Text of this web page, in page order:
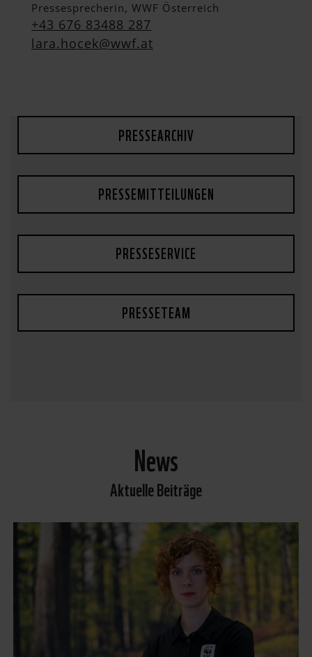
Pressesprecherin, WWF Österreich
+43 676 83488 287
lara.hocek@wwf.at
PRESSEARCHIV
PRESSEMITTEILUNGEN
PRESSESERVICE
PRESSETEAM
News
Aktuelle Beiträge